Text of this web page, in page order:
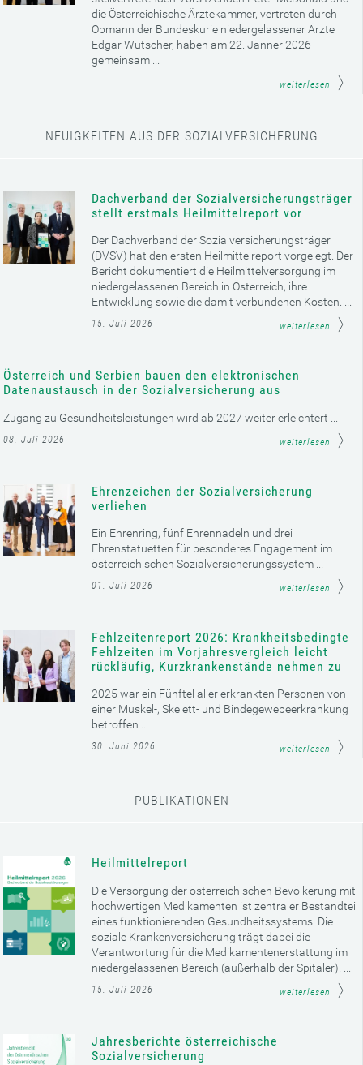
die Österreichische Ärztekammer, vertreten durch
Obmann der Bundeskurie niedergelassener Ärzte
Edgar Wutscher, haben am 22. Jänner 2026
gemeinsam ...
weiterlesen
NEUIGKEITEN AUS DER SOZIALVERSICHERUNG
Dachverband der Sozialversicherungsträger
stellt erstmals Heilmittelreport vor
Der Dachverband der Sozialversicherungsträger
(DVSV) hat den ersten Heilmittelreport vorgelegt. Der
Bericht dokumentiert die Heilmittelversorgung im
niedergelassenen Bereich in Österreich, ihre
Entwicklung sowie die damit verbundenen Kosten. ...
15. Juli 2026 weiterlesen
Österreich und Serbien bauen den elektronischen
Datenaustausch in der Sozialversicherung aus
Zugang zu Gesundheitsleistungen wird ab 2027 weiter erleichtert ...
08. Juli 2026 weiterlesen
Ehrenzeichen der Sozialversicherung
verliehen
Ein Ehrenring, fünf Ehrennadeln und drei
Ehrenstatuetten für besonderes Engagement im
österreichischen Sozialversicherungssystem ...
01. Juli 2026 weiterlesen
Fehlzeitenreport 2026: Krankheitsbedingte
Fehlzeiten im Vorjahresvergleich leicht
rückläufig, Kurzkrankenstände nehmen zu
2025 war ein Fünftel aller erkrankten Personen von
einer Muskel-, Skelett- und Bindegewebeerkrankung
betroffen ...
30. Juni 2026 weiterlesen
PUBLIKATIONEN
Heilmittelreport
Die Versorgung der österreichischen Bevölkerung mit
hochwertigen Medikamenten ist zentraler Bestandteil
eines funktionierenden Gesundheitssystems. Die
soziale Krankenversicherung trägt dabei die
Verantwortung für die Medikamentenerstattung im
niedergelassenen Bereich (außerhalb der Spitäler). ...
15. Juli 2026 weiterlesen
Jahresberichte österreichische
Sozialversicherung